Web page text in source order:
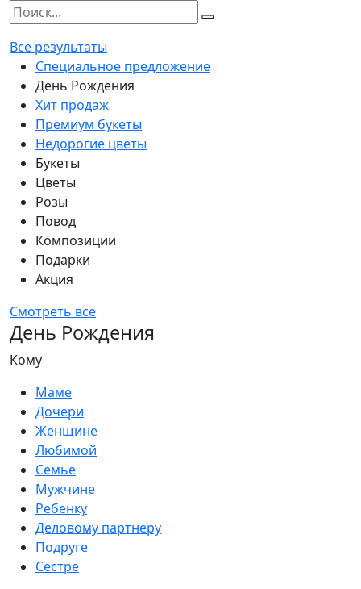
Все результаты
Специальное предложение
День Рождения
Хит продаж
Премиум букеты
Недорогие цветы
Букеты
Цветы
Розы
Повод
Композиции
Подарки
Акция
Смотреть все
День Рождения
Кому
Маме
Дочери
Женщине
Любимой
Семье
Мужчине
Ребенку
Деловому партнеру
Подруге
Сестре